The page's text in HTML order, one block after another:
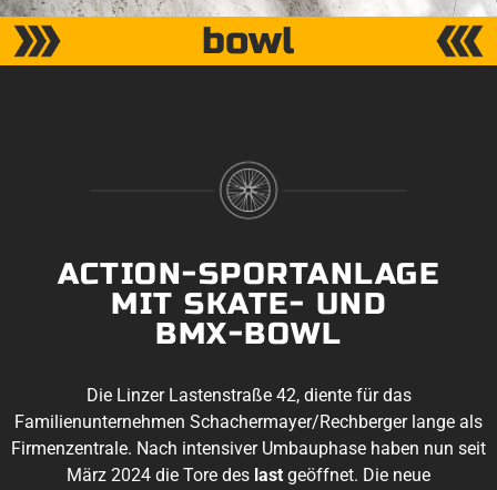
bowl
ACTION-SPORTANLAGE
MIT SKATE- UND
BMX-BOWL
Die Linzer Lastenstraße 42, diente für das
Familienunternehmen Schachermayer/Rechberger lange als
Firmenzentrale. Nach intensiver Umbauphase haben nun seit
März 2024 die Tore des last geöffnet. Die neue